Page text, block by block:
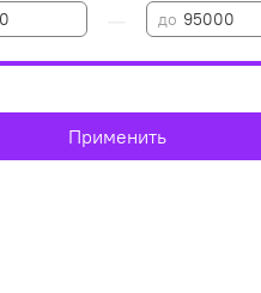
до
Применить